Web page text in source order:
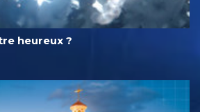
heureux ?